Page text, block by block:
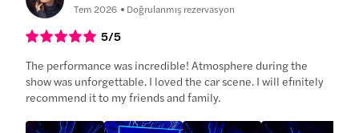
Tem 2026 Doğrulanmış rezervasyon
5/5
The performance was incredible! Atmosphere during the
show was unforgettable. I loved the car scene. I will efinitely
recommend it to my friends and family.